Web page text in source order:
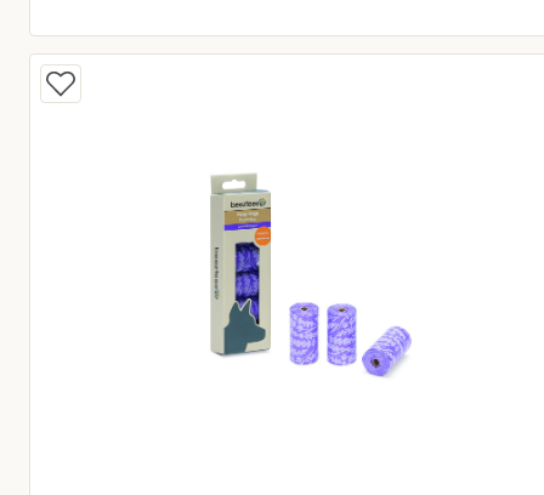
Huidige prijs € 4,75